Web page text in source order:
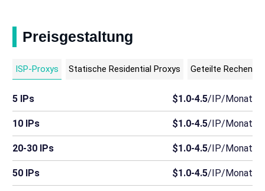
Preisgestaltung
ISP-Proxys Statische Residential Proxys Geteilte
5 IPs $1.0-4.5/IP/Monat
10 IPs $1.0-4.5/IP/Monat
20-30 IPs $1.0-4.5/IP/Monat
50 IPs $1.0-4.5/IP/Monat